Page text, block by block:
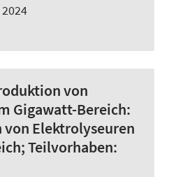
von
Gigawatt-Bereich:
Elektrolyseuren
Teilvorhaben: